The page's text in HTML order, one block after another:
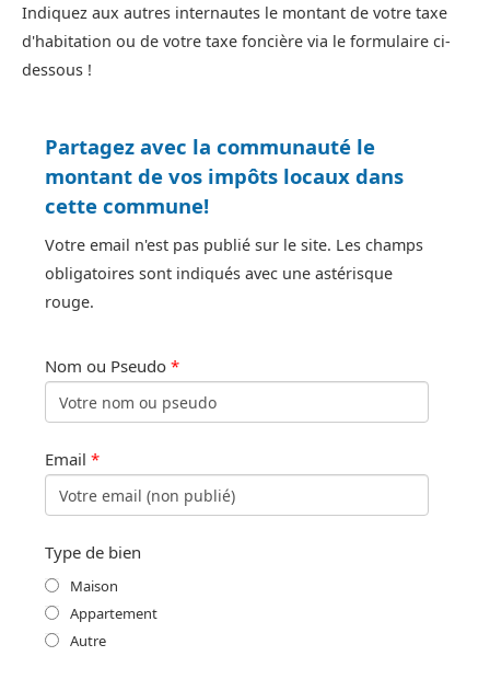
Indiquez aux autres internautes le montant de votre taxe
d'habitation ou de votre taxe foncière via le formulaire ci-
dessous !
Partagez avec la communauté le
montant de vos impôts locaux dans
cette commune!
Votre email n'est pas publié sur le site. Les champs
obligatoires sont indiqués avec une astérisque
rouge.
Nom ou Pseudo *
Email *
Type de bien
Maison
Appartement
Autre